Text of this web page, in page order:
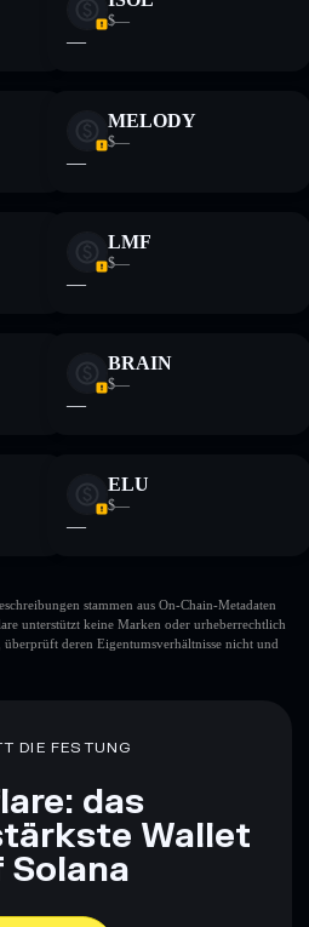
$—
—
MELODY
$—
—
LMF
$—
—
BRAIN
$—
—
ELU
$—
—
stammen aus On-Chain-Metadaten
unterstützt keine Marken oder urheberrechtlich
deren Eigentumsverhältnisse nicht und
DIE FESTUNG
das
Wallet
Solana